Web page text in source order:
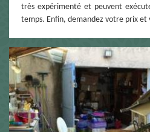
très expérimenté et peuvent
temps. Enfin, demandez votre prix et